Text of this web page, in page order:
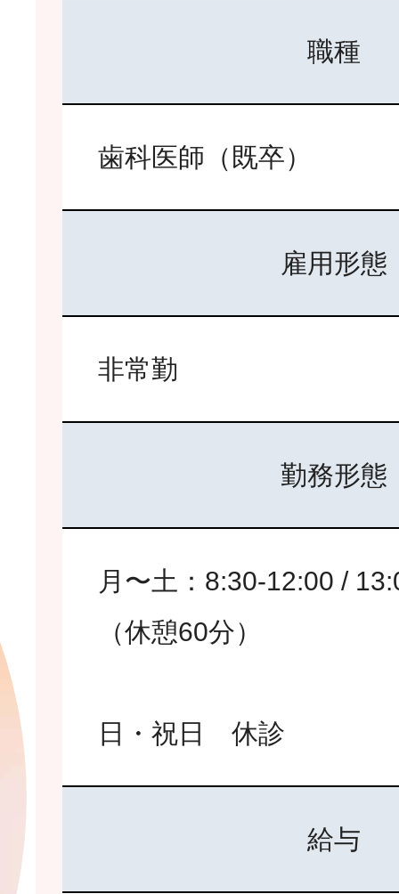
職種
歯科医師（既卒）
雇用形態
非常勤
勤務形態
月〜土：8:30-12:00 /
（休憩60分）
日・祝日 休診
給与